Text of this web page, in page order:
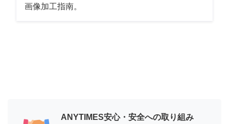
画像加工指南。
ANYTIMES安心・安全への取り組み